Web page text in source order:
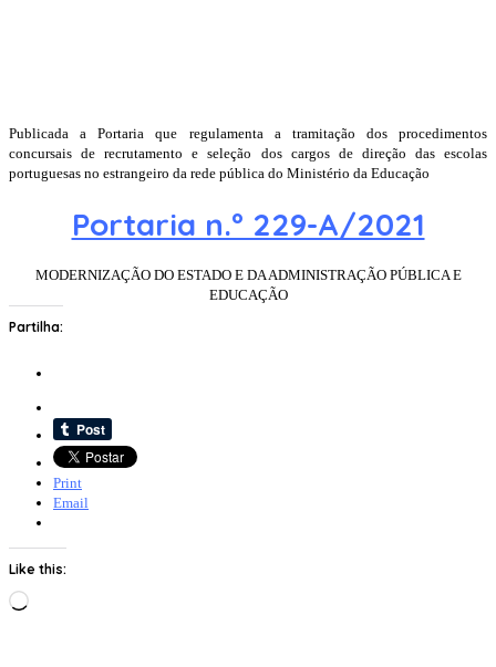
Publicada a Portaria que regulamenta a tramitação dos procedimentos
concursais de recrutamento e seleção dos cargos de direção das escolas
portuguesas no estrangeiro da rede pública do Ministério da Educação
Portaria n.º 229-A/2021
MODERNIZAÇÃO DO ESTADO E DA ADMINISTRAÇÃO PÚBLICA E
EDUCAÇÃO
Partilha:
Print
Email
Like this:
Loading…